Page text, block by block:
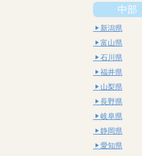
中部
新潟県
富山県
石川県
福井県
山梨県
長野県
岐阜県
静岡県
愛知県